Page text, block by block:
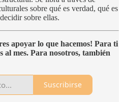
sobre qué es verdad, qué es
sobre ellas.
apoyar lo que hacemos! Para ti
al mes. Para nosotros, también
Suscribirse